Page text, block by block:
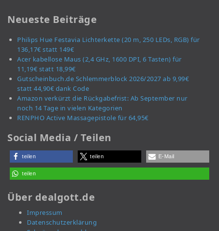
Neueste Beiträge
Philips Hue Festavia Lichterkette (20 m, 250 LEDs, RGB) für
136,17€ statt 149€
Acer kabellose Maus (2,4 GHz, 1600 DPI, 6 Tasten) für
11,19€ statt 18,99€
Gutscheinbuch.de Schlemmerblock 2026/2027 ab 9,99€
statt 44,90€ dank Code
Amazon verkürzt die Rückgabefrist: Ab September nur
noch 14 Tage in vielen Kategorien
RENPHO Active Massagepistole für 64,95€
Social Media / Teilen
teilen teilen E-Mail
teilen
Über dealgott.de
Impressum
Datenschutzerklärung